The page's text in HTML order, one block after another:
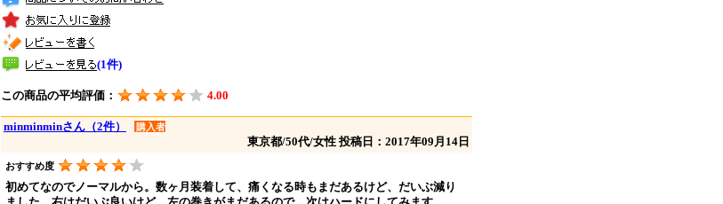
(1件)
この商品の平均評価： 4.00
minminminさん（2件） 購入者
東京都/50代/女性 投稿日：2017年09月14日
おすすめ度
初めてなのでノーマルから。数ヶ月装着して、痛くなる時もまだあるけど、だいぶ減り